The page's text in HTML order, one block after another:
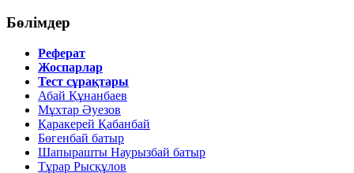
Бөлімдер
Реферат
Жоспарлар
Тест сұрақтары
Абай Құнанбаев
Мұхтар Әуезов
Қаракерей Қабанбай
Бөгенбай батыр
Шапырашты Наурызбай батыр
Тұрар Рысқұлов